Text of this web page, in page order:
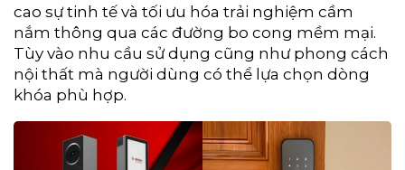
cao sự tinh tế và tối ưu hóa trải nghiệm cầm
nắm thông qua các đường bo cong mềm mại.
Tùy vào nhu cầu sử dụng cũng như phong cách
nội thất mà người dùng có thể lựa chọn dòng
khóa phù hợp.